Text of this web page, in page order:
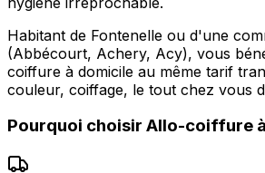
Habitant de Fontenelle ou d'une
(Abbécourt, Achery, Acy), vous
coiffure à domicile au même tarif
couleur, coiffage, le tout chez vous
Pourquoi choisir Allo-coiffure à